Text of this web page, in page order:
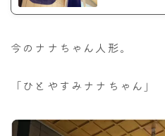
今のナナちゃん人形。
「ひとやすみナナちゃん」